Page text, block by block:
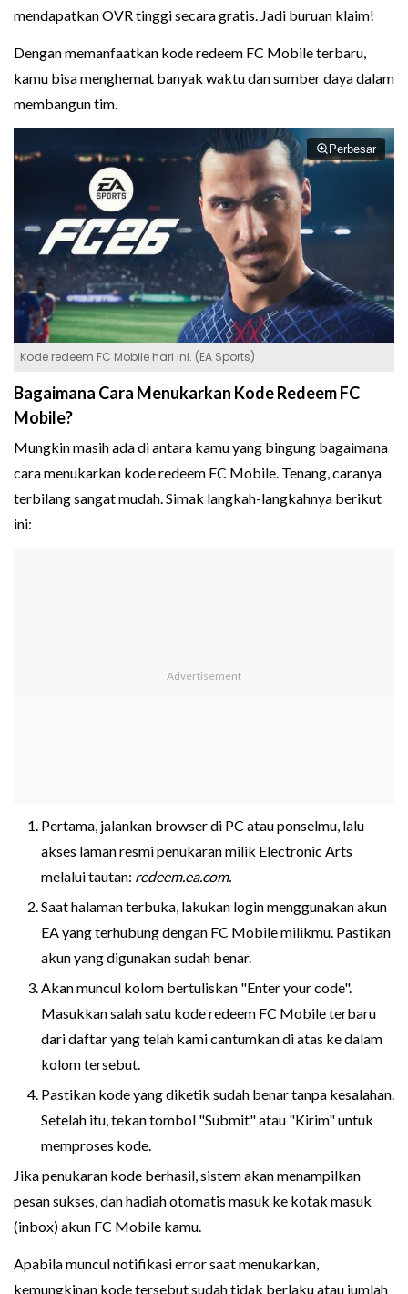
mendapatkan OVR tinggi secara gratis. Jadi buruan klaim!
Dengan memanfaatkan kode redeem FC Mobile terbaru,
kamu bisa menghemat banyak waktu dan sumber daya dalam
membangun tim.
Perbesar
Kode redeem FC Mobile hari ini. (EA Sports)
Bagaimana Cara Menukarkan Kode Redeem FC
Mobile?
Mungkin masih ada di antara kamu yang bingung bagaimana
cara menukarkan kode redeem FC Mobile. Tenang, caranya
terbilang sangat mudah. Simak langkah-langkahnya berikut
ini:
Pertama, jalankan browser di PC atau ponselmu, lalu
akses laman resmi penukaran milik Electronic Arts
melalui tautan: redeem.ea.com.
Saat halaman terbuka, lakukan login menggunakan akun
EA yang terhubung dengan FC Mobile milikmu. Pastikan
akun yang digunakan sudah benar.
Akan muncul kolom bertuliskan "Enter your code".
Masukkan salah satu kode redeem FC Mobile terbaru
dari daftar yang telah kami cantumkan di atas ke dalam
kolom tersebut.
Pastikan kode yang diketik sudah benar tanpa kesalahan.
Setelah itu, tekan tombol "Submit" atau "Kirim" untuk
memproses kode.
Jika penukaran kode berhasil, sistem akan menampilkan
pesan sukses, dan hadiah otomatis masuk ke kotak masuk
(inbox) akun FC Mobile kamu.
Apabila muncul notifikasi error saat menukarkan,
kemungkinan kode tersebut sudah tidak berlaku atau jumlah